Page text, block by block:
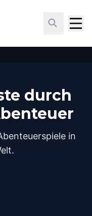
durch
in